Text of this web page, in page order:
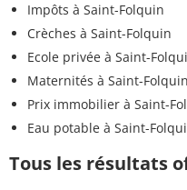
Impôts à Saint-Folquin
Crèches à Saint-Folquin
Ecole privée à Saint-
Maternités à Saint-Folquin
Prix immobilier à Saint-
Eau potable à Saint-
Tous les résultats